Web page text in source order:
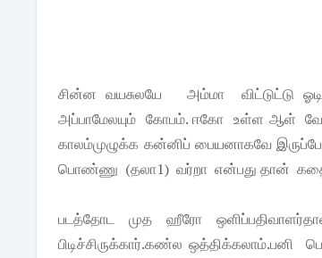
சின்ன வயசுலயே அம்மா விட்டுட்டு
அப்பாமேலயும் கோபம். ஈகோ உள்ள ஆள்
காலம்முழுக்க கன்னிப் பையனாகவே
பொண்ணு (தலா1) வர்றா என்பது தான்
படத்தோட முத ஹீரோ
பிடிச்சிருக்கார்.கண்ல ஒத்திக்கலாம்.பனி